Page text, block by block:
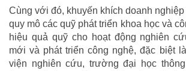
Cùng với đó, khuyến khích doanh
quy mô các quỹ phát triển khoa học và
hiệu quả quỹ cho hoạt động nghiên
mới và phát triển công nghệ, đặc biệt
viện nghiên cứu, trường đại học